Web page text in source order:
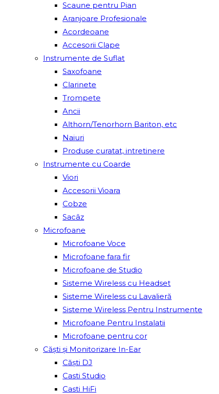
Scaune pentru Pian
Aranjoare Profesionale
Acordeoane
Accesorii Clape
Instrumente de Suflat
Saxofoane
Clarinete
Trompete
Ancii
Althorn/Tenorhorn Bariton, etc
Naiuri
Produse curatat, intretinere
Instrumente cu Coarde
Viori
Accesorii Vioara
Cobze
Sacâz
Microfoane
Microfoane Voce
Microfoane fara fir
Microfoane de Studio
Sisteme Wireless cu Headset
Sisteme Wireless cu Lavalieră
Sisteme Wireless Pentru Instrumente
Microfoane Pentru Instalatii
Microfoane pentru cor
Căști și Monitorizare In-Ear
Căști DJ
Casti Studio
Casti HiFi